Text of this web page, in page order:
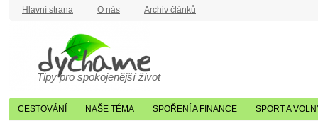
Hlavní strana O nás Archiv článků
Tipy pro spokojenější život
CESTOVÁNÍ NAŠE TÉMA SPOŘENÍ A FINANCE SPORT A